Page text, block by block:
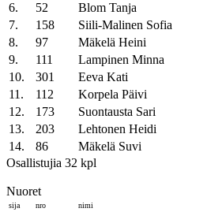
6.
52 Blom Tanja
7.
158 Siili-Malinen Sofia
8.
97 Mäkelä Heini
9.
111 Lampinen Minna
10.
301 Eeva Kati
11.
112 Korpela Päivi
12.
173 Suontausta Sari
13.
203 Lehtonen Heidi
14.
86 Mäkelä Suvi
Osallistujia 32 kpl
Nuoret
sija nro nimi